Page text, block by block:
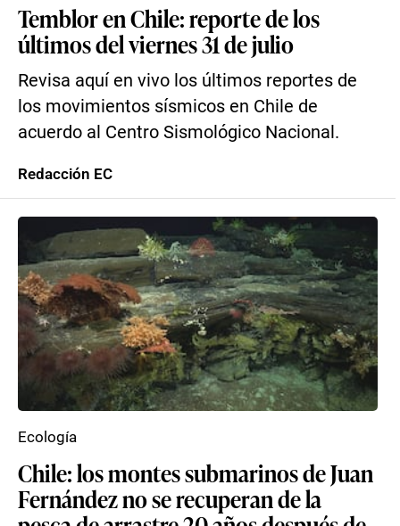
Temblor en Chile: reporte de los
últimos del viernes 31 de julio
Revisa aquí en vivo los últimos reportes de
los movimientos sísmicos en Chile de
acuerdo al Centro Sismológico Nacional.
Redacción EC
Chile: los montes submarinos de Juan
Fernández no se recuperan de la
Ecología